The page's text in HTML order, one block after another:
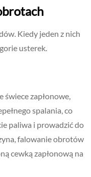
Kiedy jeden z nich
usterek.
zapłonowe,
spalania, co
paliwa i prowadzić do
falowanie obrotów
cewką zapłonową na